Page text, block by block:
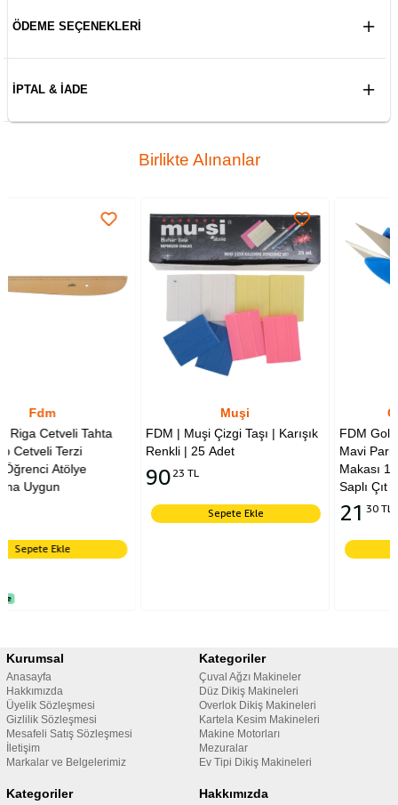
ÖDEME SEÇENEKLERI
İPTAL & İADE
Birlikte Alınanlar
FDM | Muşi Çizgi Taşı | Karışık
Renkli | 25 Adet
9023 TL
Sepete Ekle
FDM Golden Eagle TC-801
Mavi Parmaklı İplik
Makası 12 cm Yaylı Plastik
2130 TL
Sepete Ekle
Kurumsal
Anasayfa
Hakkımızda
Üyelik Sözleşmesi
Gizlilik Sözleşmesi
Mesafeli Satış Sözleşmesi
İletişim
Markalar ve Belgelerimiz
Kategoriler
Çuval Ağzı Makineler
Düz Dikiş Makineleri
Overlok Dikiş Makineleri
Kartela Kesim Makineleri
Makine Motorları
Mezuralar
Ev Tipi Dikiş Makineleri
Kategoriler Hakkımızda